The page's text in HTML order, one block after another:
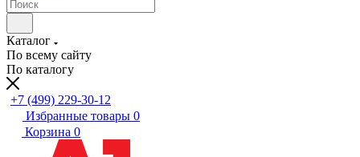
Каталог
По всему сайту
По каталогу
+7 (499) 229-30-12
Избранные товары 0
Корзина 0